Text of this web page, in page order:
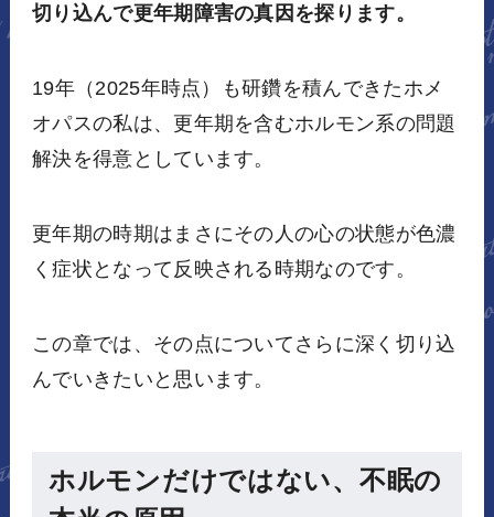
切り込んで更年期障害の真因を探ります。
19年（2025年時点）も研鑽を積んできたホメ
オパスの私は、更年期を含むホルモン系の問題
解決を得意としています。
更年期の時期はまさにその人の心の状態が色濃
く症状となって反映される時期なのです。
この章では、その点についてさらに深く切り込
んでいきたいと思います。
ホルモンだけではない、不眠の